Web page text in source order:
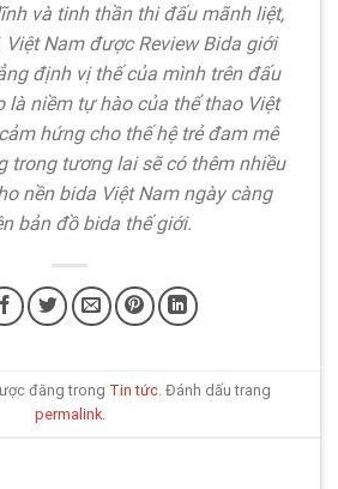
và tinh thần thi đấu mãnh liệt,
Nam được Review Bida giới
định vị thế của mình trên đấu
là niềm tự hào của thể thao Việt
hứng cho thế hệ trẻ đam mê
trong tương lai sẽ có thêm nhiều
nền bida Việt Nam ngày càng
bản đồ bida thế giới.
đăng trong Tin tức. Đánh dấu trang
permalink.